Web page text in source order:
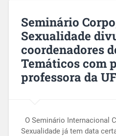
Seminário
Sexualidade
coordenadores
Temáticos com
professora da
O Seminário Internacional
Sexualidade já tem data